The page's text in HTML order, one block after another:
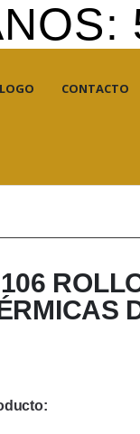
CONTACTO